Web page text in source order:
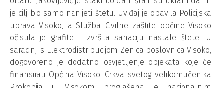
je cilj bio samo nanijeti štetu. Uviđaj je obavila Policijska
uprava Visoko, a Služba Civilne zaštite općine Visoko
očistila je grafite i izvršila sanaciju nastale štete. U
saradnji s Elektrodistribucijom Zenica poslovnica Visoko,
dogovoreno je dodatno osvjetljenje objekata koje će
finansirati Općina Visoko. Crkva svetog velikomučenika